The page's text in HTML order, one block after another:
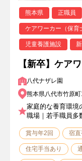
熊本県 正職員
ケアワーカー（保育
児童養護施設
【新卒】ケア
八代ナザレ園
熊本県八代市竹原
家庭的な養育環境
職場｜若手職員多
賞与年2回 宿直
住宅手当あり